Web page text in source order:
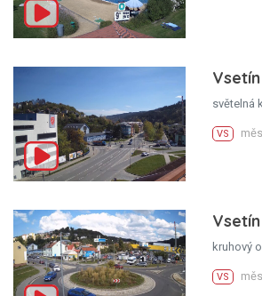
Vsetín
světelná
VS
Vsetín
kruhový
VS